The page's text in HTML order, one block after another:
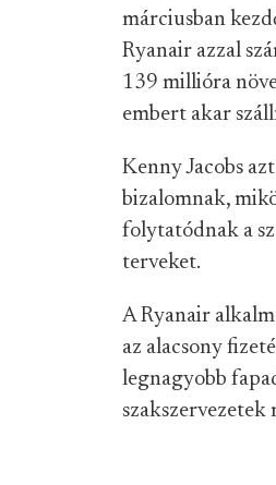
márciusban
Ryanair azzal
139 millióra
embert akar
Kenny Jacobs
bizalomnak,
folytatódnak a
terveket.
A Ryanair
az alacsony
legnagyobb
szakszervezetek